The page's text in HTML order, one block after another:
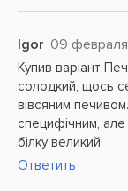
Igor 09
Купив варіант
солодкий, щось
вівсяним
специфічним,
білку великий.
Ответить